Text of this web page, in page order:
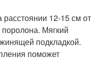
расстоянии 12-15 см от
поролона. Мягкий
подкладкой.
поможет